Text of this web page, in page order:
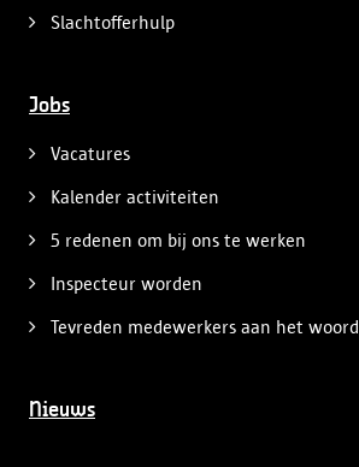
Slachtofferhulp
Jobs
Vacatures
Kalender activiteiten
5 redenen om bij ons te werken
Inspecteur worden
Tevreden medewerkers aan het woord
Nieuws